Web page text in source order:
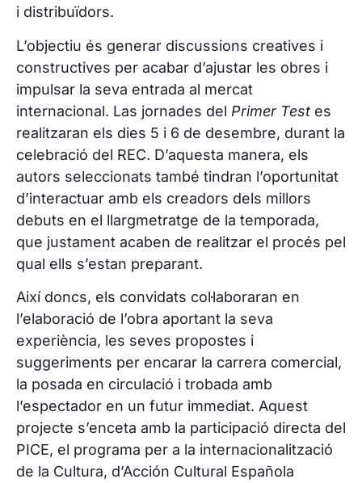
i distribuïdors.
L’objectiu és generar discussions creatives i
constructives per acabar d’ajustar les obres i
impulsar la seva entrada al mercat
internacional. Las jornades del Primer Test es
realitzaran els dies 5 i 6 de desembre, durant la
celebració del REC. D’aquesta manera, els
autors seleccionats també tindran l’oportunitat
d’interactuar amb els creadors dels millors
debuts en el llargmetratge de la temporada,
que justament acaben de realitzar el procés pel
qual ells s’estan preparant.
Així doncs, els convidats col·laboraran en
l’elaboració de l’obra aportant la seva
experiència, les seves propostes i
suggeriments per encarar la carrera comercial,
la posada en circulació i trobada amb
l’espectador en un futur immediat. Aquest
projecte s’enceta amb la participació directa del
PICE, el programa per a la internacionalització
de la Cultura, d’Acción Cultural Española